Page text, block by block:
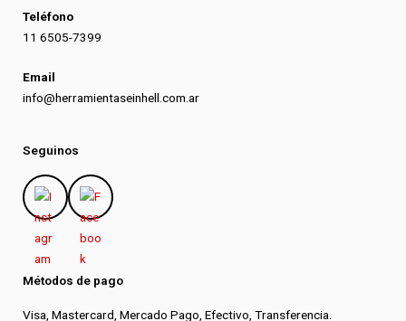
Teléfono
11 6505-7399
Email
info@herramientaseinhell.com.ar
Seguinos
Métodos de pago
Visa, Mastercard, Mercado Pago, Efectivo, Transferencia.